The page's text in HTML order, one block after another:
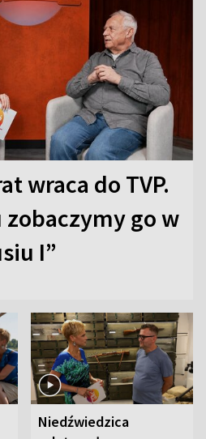
wraca do TVP.
go w
I”
Niedźwiedzica